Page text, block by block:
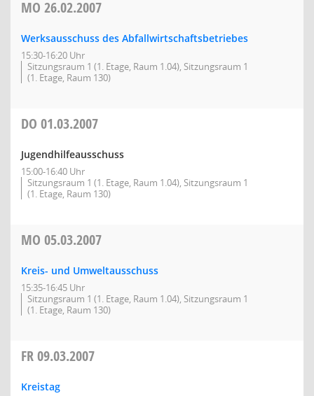
MO 26.02.2007
Werksausschuss des Abfallwirtschaftsbetriebes
15:30-16:20 Uhr
Sitzungsraum 1 (1. Etage, Raum 1.04), Sitzungsraum 1
(1. Etage, Raum 130)
DO 01.03.2007
Jugendhilfeausschuss
15:00-16:40 Uhr
Sitzungsraum 1 (1. Etage, Raum 1.04), Sitzungsraum 1
(1. Etage, Raum 130)
MO 05.03.2007
Kreis- und Umweltausschuss
15:35-16:45 Uhr
Sitzungsraum 1 (1. Etage, Raum 1.04), Sitzungsraum 1
(1. Etage, Raum 130)
FR09.03.2007
Kreistag